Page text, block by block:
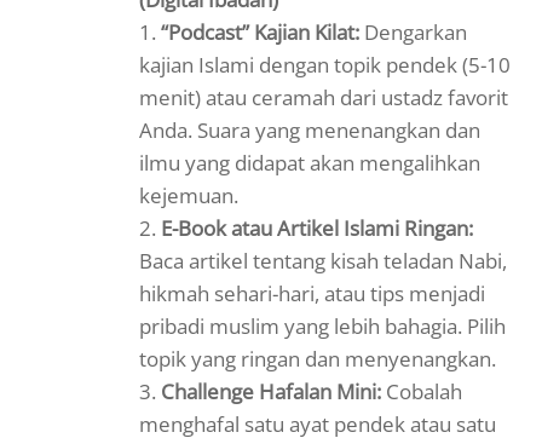
1. “Podcast” Kajian Kilat: Dengarkan
kajian Islami dengan topik pendek (5-10
menit) atau ceramah dari ustadz favorit
Anda. Suara yang menenangkan dan
ilmu yang didapat akan mengalihkan
kejemuan.
2. E-Book atau Artikel Islami Ringan:
Baca artikel tentang kisah teladan Nabi,
hikmah sehari-hari, atau tips menjadi
pribadi muslim yang lebih bahagia. Pilih
topik yang ringan dan menyenangkan.
3. Challenge Hafalan Mini: Cobalah
menghafal satu ayat pendek atau satu